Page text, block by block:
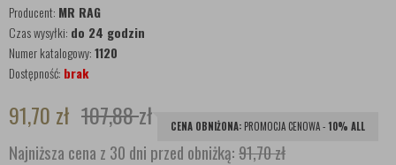
Producent: MR RAG
Czas wysyłki: do 24 godzin
Numer katalogowy:1120
Dostępność: brak
91,70 zł 107,88zł CENA OBNIŻONA: PROMOCJA CENOWA -10% ALL
Najniższa cena z 30 dni przed obniżką:91,70 zł